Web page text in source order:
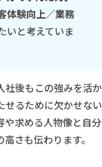
体験向上／業務
いと考えていま
社後もこの強みを活か
せるために欠かせない
や求める人物像と自分
さも伝わります。